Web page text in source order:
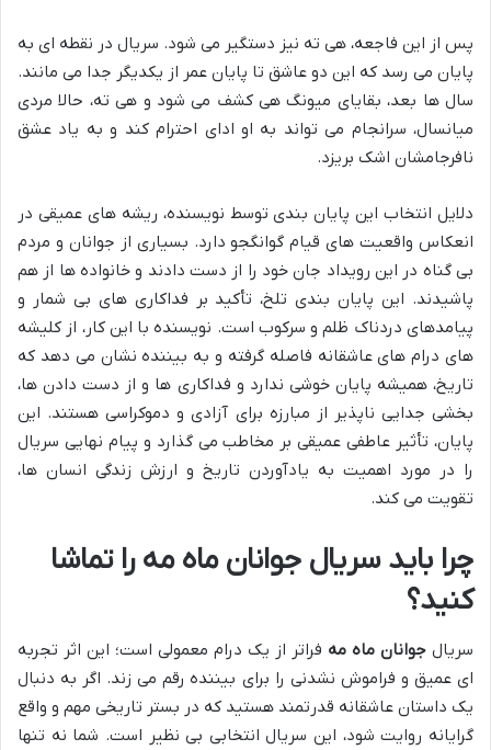
پس از این فاجعه، هی ته نیز دستگیر می شود. سریال در نقطه ای به
پایان می رسد که این دو عاشق تا پایان عمر از یکدیگر جدا می مانند.
سال ها بعد، بقایای میونگ هی کشف می شود و هی ته، حالا مردی
میانسال، سرانجام می تواند به او ادای احترام کند و به یاد عشق
نافرجامشان اشک بریزد.
دلایل انتخاب این پایان بندی توسط نویسنده، ریشه های عمیقی در
انعکاس واقعیت های قیام گوانگجو دارد. بسیاری از جوانان و مردم
بی گناه در این رویداد جان خود را از دست دادند و خانواده ها از هم
پاشیدند. این پایان بندی تلخ، تأکید بر فداکاری های بی شمار و
پیامدهای دردناک ظلم و سرکوب است. نویسنده با این کار، از کلیشه
های درام های عاشقانه فاصله گرفته و به بیننده نشان می دهد که
تاریخ، همیشه پایان خوشی ندارد و فداکاری ها و از دست دادن ها،
بخشی جدایی ناپذیر از مبارزه برای آزادی و دموکراسی هستند. این
پایان، تأثیر عاطفی عمیقی بر مخاطب می گذارد و پیام نهایی سریال
را در مورد اهمیت به یادآوردن تاریخ و ارزش زندگی انسان ها،
تقویت می کند.
چرا باید سریال جوانان ماه مه را تماشا
کنید؟
سریال جوانان ماه مه فراتر از یک درام معمولی است؛ این اثر تجربه
ای عمیق و فراموش نشدنی را برای بیننده رقم می زند. اگر به دنبال
یک داستان عاشقانه قدرتمند هستید که در بستر تاریخی مهم و واقع
گرایانه روایت شود، این سریال انتخابی بی نظیر است. شما نه تنها